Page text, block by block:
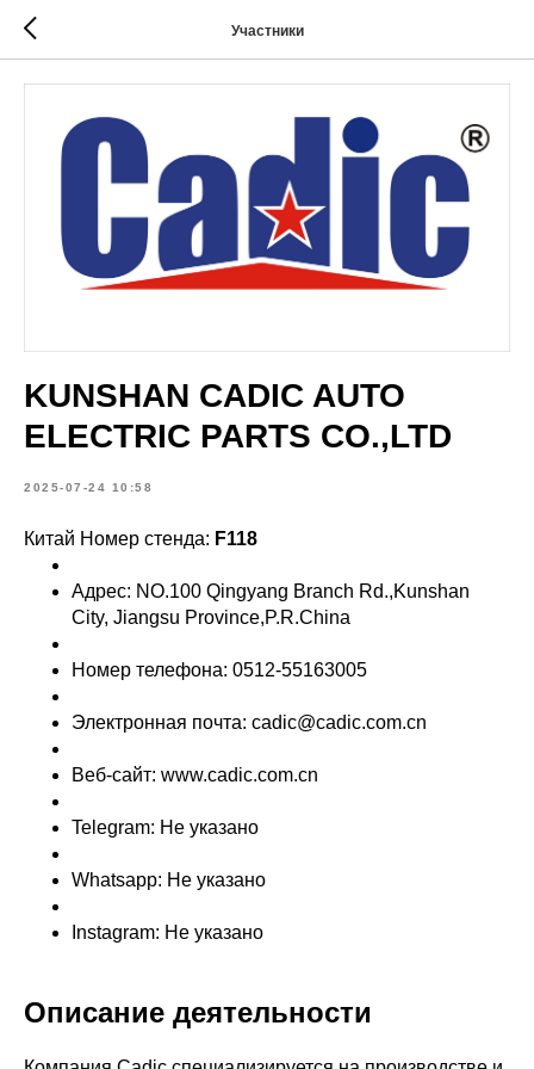
Участники
KUNSHAN CADIC AUTO
ELECTRIC PARTS CO.,LTD
2025-07-24 10:58
Китай Номер стенда: F118
Адрес: NO.100 Qingyang Branch Rd.,Kunshan
City, Jiangsu Province,P.R.China
Номер телефона: 0512-55163005
Электронная почта: cadic@cadic.com.cn
Веб-сайт: www.cadic.com.cn
Telegram: Не указано
Whatsapp: Не указано
Instagram: Не указано
Описание деятельности